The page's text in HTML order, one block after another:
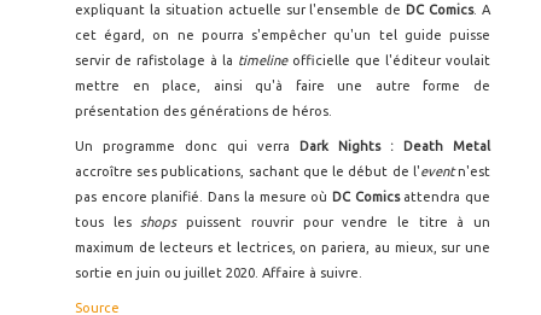
expliquant la situation actuelle sur l'ensemble de DC Comics. A
cet égard, on ne pourra s'empêcher qu'un tel guide puisse
servir de rafistolage à la timeline officielle que l'éditeur voulait
mettre en place, ainsi qu'à faire une autre forme de
présentation des générations de héros.
Un programme donc qui verra Dark Nights : Death Metal
accroître ses publications, sachant que le début de l'eventn'est
pas encore planifié. Dans la mesure où DC Comics attendra que
tous les shopspuissent rouvrir pour vendre le titre à un
maximum de lecteurs et lectrices, on pariera, au mieux, sur une
sortie en juin ou juillet 2020. Affaire à suivre.
Source